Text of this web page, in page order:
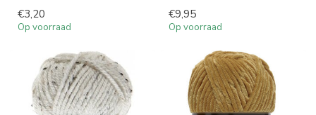
€3,20
Op voorraad
€9,95
Op voorraad